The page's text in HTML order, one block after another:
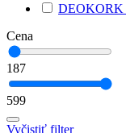
DEOKORK
Cena
187
599
Vyčistiť filter